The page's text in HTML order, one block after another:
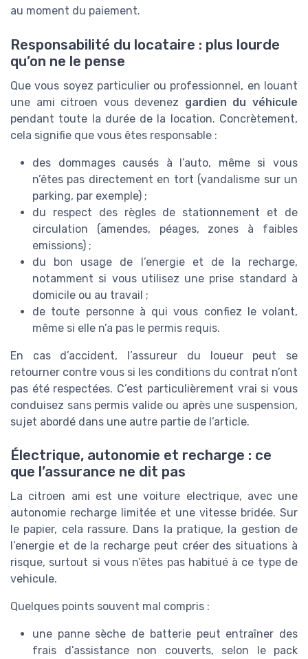
au moment du paiement.
Responsabilité du locataire : plus lourde
qu’on ne le pense
Que vous soyez particulier ou professionnel, en louant
une ami citroen vous devenez gardien du véhicule
pendant toute la durée de la location. Concrètement,
cela signifie que vous êtes responsable :
des dommages causés à l’auto, même si vous
n’êtes pas directement en tort (vandalisme sur un
parking, par exemple) ;
du respect des règles de stationnement et de
circulation (amendes, péages, zones à faibles
emissions) ;
du bon usage de l’energie et de la recharge,
notamment si vous utilisez une prise standard à
domicile ou au travail ;
de toute personne à qui vous confiez le volant,
même si elle n’a pas le permis requis.
En cas d’accident, l’assureur du loueur peut se
retourner contre vous si les conditions du contrat n’ont
pas été respectées. C’est particulièrement vrai si vous
conduisez sans permis valide ou après une suspension,
sujet abordé dans une autre partie de l’article.
Électrique, autonomie et recharge : ce
que l’assurance ne dit pas
La citroen ami est une voiture electrique, avec une
autonomie recharge limitée et une vitesse bridée. Sur
le papier, cela rassure. Dans la pratique, la gestion de
l’energie et de la recharge peut créer des situations à
risque, surtout si vous n’êtes pas habitué à ce type de
vehicule.
Quelques points souvent mal compris :
une panne sèche de batterie peut entraîner des
frais d’assistance non couverts, selon le pack